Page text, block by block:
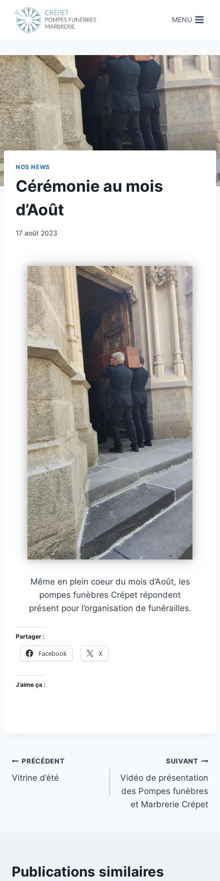
contenu
MENU
NOS NEWS
Cérémonie au mois
d’Août
Par
17 août 2023
Même en plein coeur du mois d’Août, les
pompes funèbres Crépet répondent
présent pour l’organisation de funérailles.
Partager :
Facebook X
J’aime ça :
Navigation
de
PRÉCÉDENT
Vitrine d’été
SUIVANT
Vidéo de présentation
des Pompes funèbres
et Marbrerie Crépet
Publications similaires